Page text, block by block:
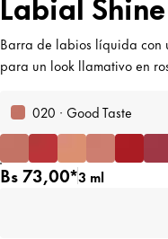
Barra de labios líquida con
para un look llamativo en
020 · Good Taste
Bs 73,00*3 ml